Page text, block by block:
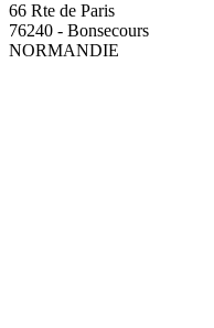
66 Rte de Paris
76240 - Bonsecours
NORMANDIE